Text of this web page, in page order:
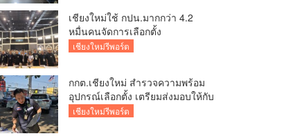
เชียงใหม่ใช้ กปน.มากกว่า 4.2
หมื่นคนจัดการเลือกตั้ง
กกต.เชียงใหม่ ร่วมกับ นายอำเภอ
เชียงใหม่รีพอร์ต
กกต.เชียงใหม่ สำรวจความพร้อม
อุปกรณ์เลือกตั้ง เตรียมส่งมอบให้กับ
ทุกหน่วยเลือกตั้งในวันพรุ่งนี้
เชียงใหม่รีพอร์ต